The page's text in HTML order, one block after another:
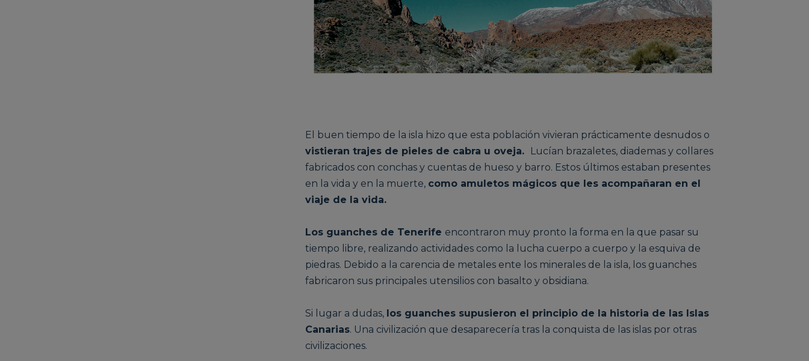
El buen tiempo de la isla hizo que esta población vivieran prácticamente desnudos o
vistieran trajes de pieles de cabra u oveja. Lucían brazaletes, diademas y collares
fabricados con conchas y cuentas de hueso y barro. Estos últimos estaban presentes
en la vida y en la muerte, como amuletos mágicos que les acompañaran en el
viaje de la vida.
Los guanches de Tenerife encontraron muy pronto la forma en la que pasar su
tiempo libre, realizando actividades como la lucha cuerpo a cuerpo y la esquiva de
piedras. Debido a la carencia de metales ente los minerales de la isla, los guanches
fabricaron sus principales utensilios con basalto y obsidiana.
Si lugar a dudas, los guanches supusieron el principio de la historia de las Islas
Canarias. Una civilización que desaparecería tras la conquista de las islas por otras
civilizaciones.